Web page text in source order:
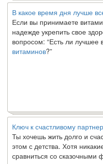
В какое время дня лучше
Если вы принимаете
надежде укрепить свое
вопросом: “Есть ли
витаминов ?”
Ключ к счастливому
Ты хочешь жить долго и
этом с детства. Хотя
сравниться со
наслаждаются...